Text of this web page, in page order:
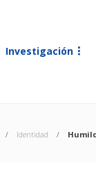
Investigación
Identidad